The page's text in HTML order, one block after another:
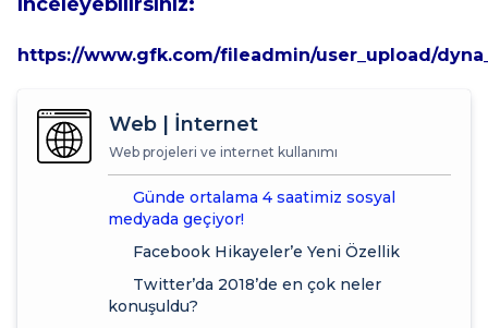
https://www.gfk.com/fileadmin/user_upload/
Web | İnternet
Web projeleri ve internet kullanımı
Günde ortalama 4 saatimiz sosyal
medyada geçiyor!
Facebook Hikayeler’e Yeni Özellik
Twitter’da 2018’de en çok neler
konuşuldu?